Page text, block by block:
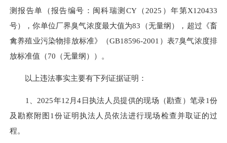
测报告单（报告编号：闽科瑞测CY（2025）年第X120433
号），你单位厂界臭气浓度最大值为83（无量纲），超过《畜
禽养殖业污染物排放标准》（GB18596-2001）表7臭气浓度排
放标准值（70（无量纲））。
以上违法事实主要有下列证据证明：
1、2025年12月4日执法人员提供的现场（勘查）笔录1份
及勘察附图1份证明执法人员依法进行现场检查并取证的过
程。